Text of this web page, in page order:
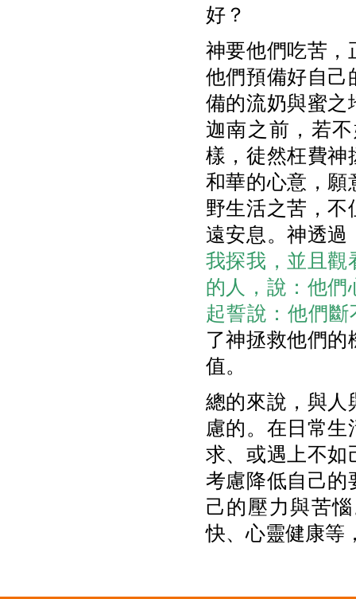
好？
神要他們吃苦，
他們預備好自己
備的流奶與蜜之
迦南之前，若
樣，徒然枉費神
和華的心意，願
野生活之苦，不
遠安息。神透過
我探我，並且觀
的人，說：他們
起誓說：他們
了神拯救他們
值。
總的來說，與人
慮的。在日常
求、或遇上不如
考慮降低自己的
己的壓力與苦
快、心靈健康等